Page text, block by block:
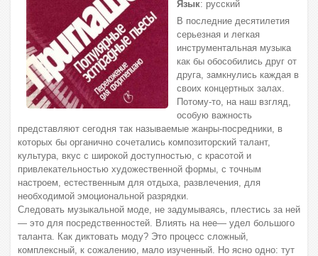
Язык: русский
В последние десятилетия
серьезная и легкая
инструментальная музыка
как бы обособились друг от
друга, замкнулись каждая в
своих концертных залах.
Потому-то, на наш взгляд,
особую важность
представляют сегодня так называемые жанры-посредники, в
которых бы органично сочетались композиторский талант,
культура, вкус с широкой доступностью, с красотой и
привлекательностью художественной формы, с точным
настроем, естественным для отдыха, развлечения, для
необходимой эмоциональной разрядки.
Следовать музыкальной моде, не задумываясь, плестись за ней
— это для посредственностей. Влиять на нее— удел большого
таланта. Как диктовать моду? Это процесс сложный,
комплексный, к сожалению, мало изученный. Но ясно одно: тут